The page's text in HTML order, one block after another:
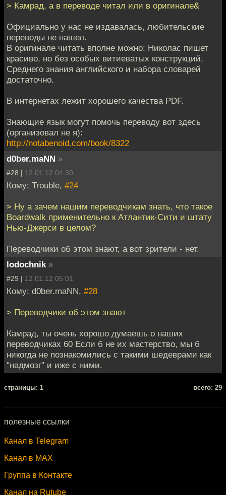
> Камрад, а в переводе читал или в оригинале&
Официально у нас не издавалась, любительские
переводы не нашел.
В оригинале читать вполне можно: Николас пишет
красиво, но без особых витиеватых конструкций.
Среднего знания английского и набора словарей
достаточно.
В интернетах лежит хорошего качества PDF.
Знающие язык могут помочь переводу вот здесь
(организовал не я):
http://notabenoid.com/book/8322
d0ber.maNN »
#28 | 12.01.12 04:39
Кому: Trouble, #24
> Ну а зачем нашим переводчикам знать, что такое
Boardwalk применительно к Атлантик-Сити и штату
Нью-Джерси в целом?
Переводчики об этом знают, а вот зрители - нет.
lodochnik »
#29 | 12.01.12 05:01
Кому: d0ber.maNN, #28
> Переводчики об этом знают
Камрад, ты очень хорошо думаешь о наших
переводчиках 60 Если б не их мастерство, мы б
никогда не познакомились с такими шедеврами как
"надмозг" и иже с ними.
cтраницы: 1 всего: 29
полезные ссылки
Канал в Telegram
Канал в MAX
Группа в Контакте
Канал на Rutube